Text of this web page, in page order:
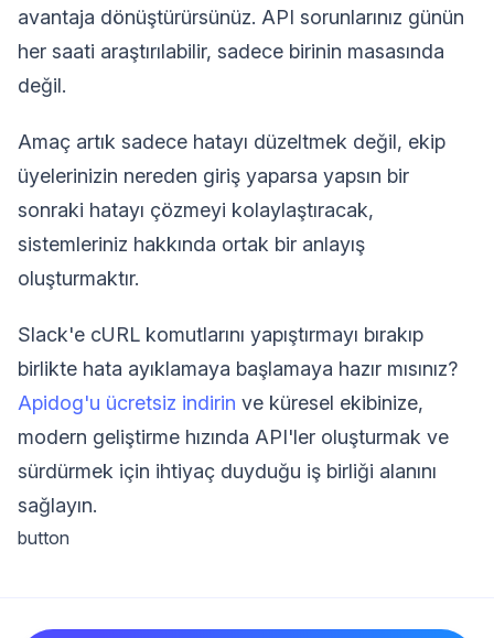
avantaja dönüştürürsünüz. API sorunlarınız günün
her saati araştırılabilir, sadece birinin masasında
değil.
Amaç artık sadece hatayı düzeltmek değil, ekip
üyelerinizin nereden giriş yaparsa yapsın bir
sonraki hatayı çözmeyi kolaylaştıracak,
sistemleriniz hakkında ortak bir anlayış
oluşturmaktır.
Slack'e cURL komutlarını yapıştırmayı bırakıp
birlikte hata ayıklamaya başlamaya hazır mısınız?
Apidog'u ücretsiz indirin ve küresel ekibinize,
modern geliştirme hızında API'ler oluşturmak ve
sürdürmek için ihtiyaç duyduğu iş birliği alanını
sağlayın.
button